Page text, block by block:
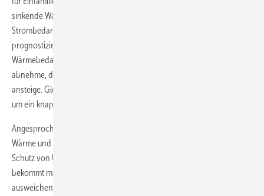
sinkende Wärmebedarf von Neubauten bei gleichzeitig steigendem
Strombedarf. Experten der Energietechnischen Gesellschaft im VDE
prognostizieren in einer kürzlich vorgestellten Studie [2], dass der
Wärmebedarf von Wohngebäuden bis zum Jahr 2020 um bis zu 50%
abnehme, der Strombedarf jedoch trotz verbesserter Technik um 10%
ansteige. Gleichzeitig würden die Strompreise im gleichen Zeitraum
um ein knappes Drittel steigen.
Angesprochen auf das Dilemma, aus Effi­zienzgründen möglichst viel
Wärme und Strom produzieren zu müssen, gleichzeitig aber zum
Schutz von Umwelt und Geldbeutel wenig Energie zu verbrauchen,
bekommt man von den Herstellern von Mikro-KWK meist nur
ausweichende Angaben. Sie reichen von „Unser